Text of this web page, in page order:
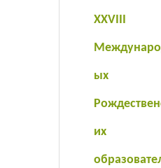
XXVIII
ых
их